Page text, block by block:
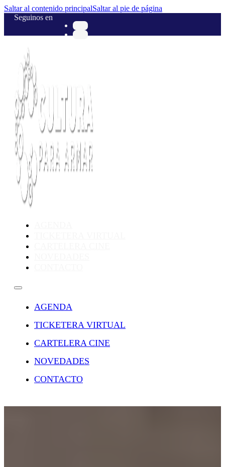
Saltar al contenido principalSaltar al pie de página
Seguinos en
AGENDA
TICKETERA VIRTUAL
CARTELERA CINE
NOVEDADES
CONTACTO